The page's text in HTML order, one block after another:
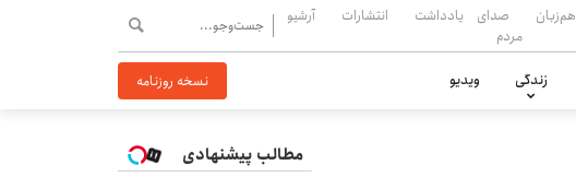
هم‌زبان
صدای
مردم
یادداشت انتشارات آرشیو
زندگی ویدیو نسخه روزنامه
مطالب پیشنهادی